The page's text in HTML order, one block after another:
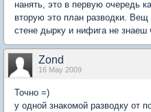
нанять, это в первую очередь
вторую это план разводки.
стене дырку и нифига не знаеш
Zond
16 May 2009
Точно =)
у одной знакомой разводку от